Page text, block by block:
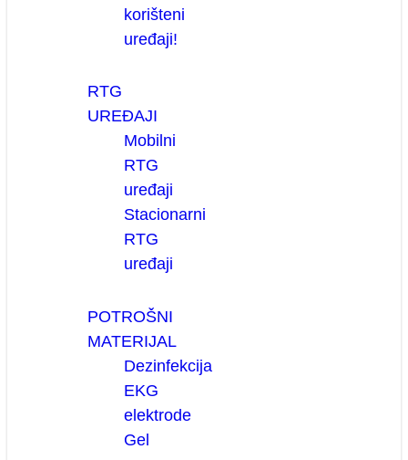
korišteni
uređaji!
RTG
UREĐAJI
Mobilni
RTG
uređaji
Stacionarni
RTG
uređaji
POTROŠNI
MATERIJAL
Dezinfekcija
EKG
elektrode
Gel